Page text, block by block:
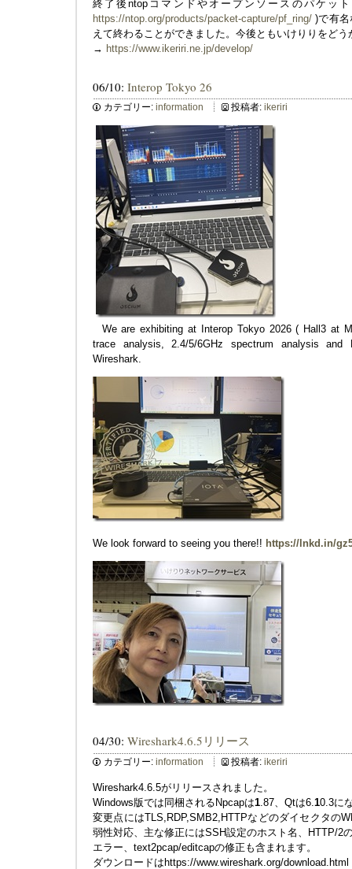
終了後ntopコマンドやオープンソースのパケッ
https://ntop.org/products/packet-capture/pf_ring/ )で有名
えて終わることができました。今後ともいけりりをど
→ https://www.ikeriri.ne.jp/develop/
06/10: Interop Tokyo 26
カテゴリー: information 投稿者: ikeriri
We are exhibiting at Interop Tokyo 2026 ( Hall3 at
trace analysis, 2.4/5/6GHz spectrum analysis
Wireshark.
We look forward to seeing you there!! https://lnkd.in/
04/30: Wireshark4.6.5リリース
カテゴリー: information 投稿者: ikeriri
Wireshark4.6.5がリリースされました。
Windows版では同梱されるNpcapは1.87、Qtは6.10.3に
変更点にはTLS,RDP,SMB2,HTTPなどのダイセクタの
弱性対応、主な修正にはSSH設定のホスト名、HTTP/2
エラー、text2pcap/editcapの修正も含まれます。
ダウンロードはhttps://www.wireshark.org/download.html